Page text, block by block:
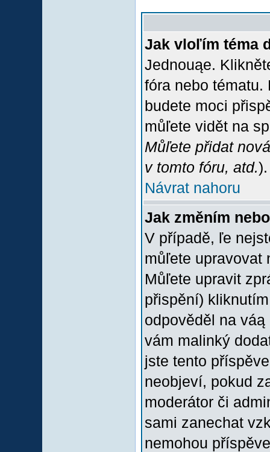
Jak vloľím téma
Jednouąe.
fóra nebo
budete moci
můľete vidět na
Můľete přidat
v tomto fóru, atd.).
Návrat nahoru
Jak změním
V případě, ľe
můľete upravovat
Můľete upravit
přispění)
odpověděl na
vám malinký
jste tento
neobjeví, pokud
moderátor či
sami zanechat
nemohou